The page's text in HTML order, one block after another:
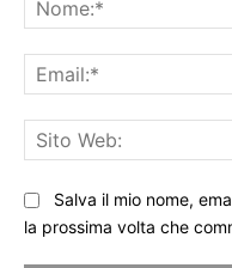
Salva il mio nome,
la prossima volta che